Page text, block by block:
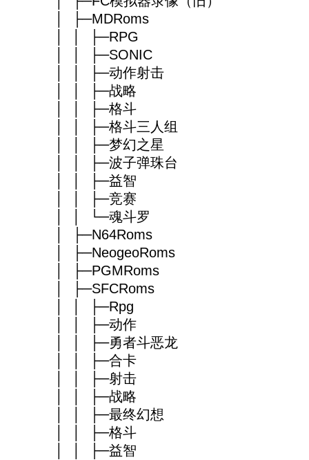
│ ├─MDRoms
│ │ ├─RPG
│ │ ├─SONIC
│ │ ├─动作射击
│ │ ├─战略
│ │ ├─格斗
│ │ ├─格斗三人组
│ │ ├─梦幻之星
│ │ ├─波子弹珠台
│ │ ├─益智
│ │ ├─竞赛
│ │ └─魂斗罗
│ ├─N64Roms
│ ├─NeogeoRoms
│ ├─PGMRoms
│ ├─SFCRoms
│ │ ├─Rpg
│ │ ├─动作
│ │ ├─勇者斗恶龙
│ │ ├─合卡
│ │ ├─射击
│ │ ├─战略
│ │ ├─最终幻想
│ │ ├─格斗
│ │ ├─益智